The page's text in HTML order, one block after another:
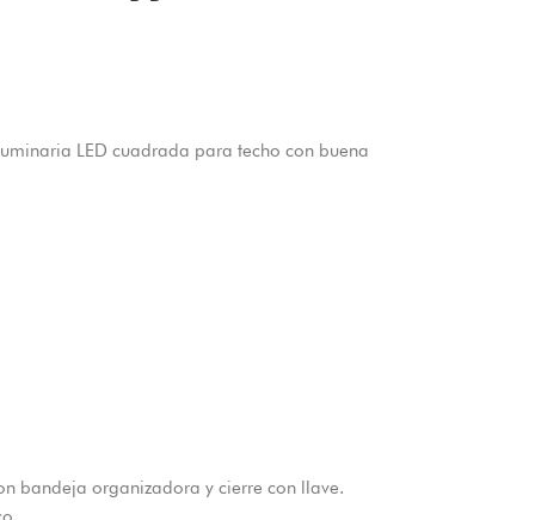
LED cuadrada para techo con buena
bandeja organizadora y cierre con llave.